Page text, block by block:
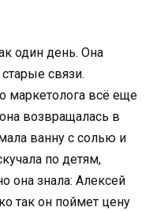
один день. Она
связи.
маркетолога всё еще
возвращалась в
ванну с солью и
по детям,
она знала: Алексей
так он поймет цену